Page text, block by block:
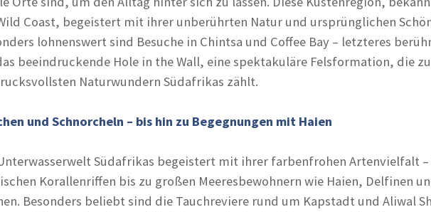
Coast, begeistert mit ihrer unberührten Natur und ursprünglichen
lohnenswert sind Besuche in Chintsa und Coffee Bay – letzteres
beeindruckende Hole in the Wall, eine spektakuläre Felsformation, die
Naturwundern Südafrikas zählt.
und Schnorcheln – bis hin zu Begegnungen mit Haien
Südafrikas begeistert mit ihrer farbenfrohen Artenvielfalt –
Korallenriffen bis zu großen Meeresbewohnern wie Haien, Delfinen
Besonders beliebt sind die Tauchreviere rund um Kapstadt und Aliwal